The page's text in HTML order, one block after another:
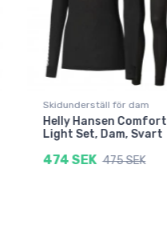
Skidunderställ för dam
Helly Hansen Comfort
Light Set, Dam, Svart
474 SEK 475 SEK